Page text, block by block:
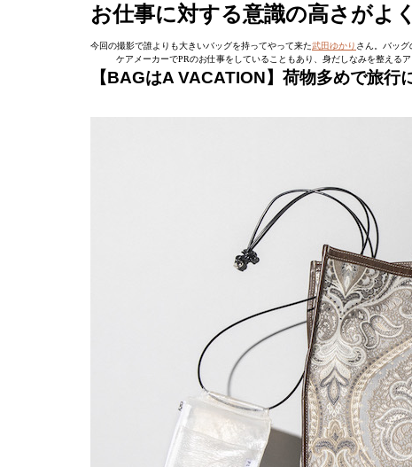
お仕事に対する意識の高さがよ
今回の撮影で誰よりも大きいバッグを持ってやって来た武田ゆかり さん。バッ
ケアメーカーでPRのお仕事をしていることもあり、身だしなみを整える
【BAGはA VACATION】荷物多めで旅行